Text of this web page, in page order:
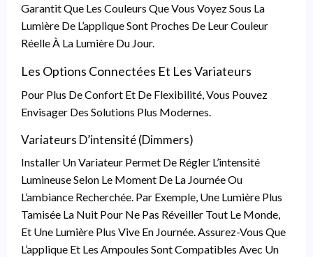
Garantit Que Les Couleurs Que Vous Voyez Sous La
Lumière De L’applique Sont Proches De Leur Couleur
Réelle À La Lumière Du Jour.
Les Options Connectées Et Les Variateurs
Pour Plus De Confort Et De Flexibilité, Vous Pouvez
Envisager Des Solutions Plus Modernes.
Variateurs D’intensité (dimmers)
Installer Un Variateur Permet De Régler L’intensité
Lumineuse Selon Le Moment De La Journée Ou
L’ambiance Recherchée. Par Exemple, Une Lumière Plus
Tamisée La Nuit Pour Ne Pas Réveiller Tout Le Monde,
Et Une Lumière Plus Vive En Journée. Assurez-Vous Que
L’applique Et Les Ampoules Sont Compatibles Avec Un